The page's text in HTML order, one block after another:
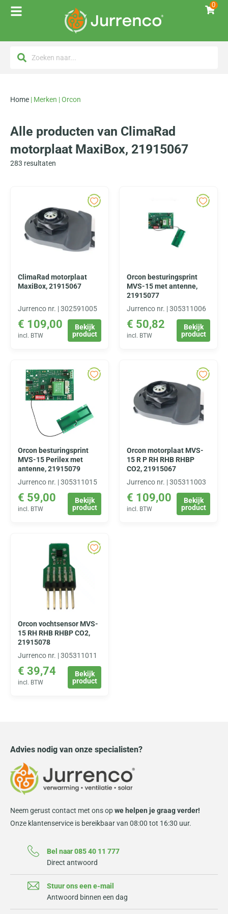
0
Home | Merken |Orcon
Alle producten van ClimaRad
motorplaat MaxiBox, 21915067
283 resultaten
ClimaRad motorplaat
MaxiBox, 21915067
Jurrenco nr. | 302591005
€ 109,00
incl. BTW
Bekijk
product
Orcon besturingsprint
MVS-15 met antenne,
21915077
Jurrenco nr. | 305311006
€ 50,82
incl. BTW
Bekijk
product
Orcon besturingsprint
MVS-15 Perilex met
antenne, 21915079
Jurrenco nr. | 305311015
€ 59,00
incl. BTW
Bekijk
product
Orcon motorplaat MVS-
15 R P RH RHB RHBP
CO2, 21915067
Jurrenco nr. | 305311003
€ 109,00
incl. BTW
Bekijk
product
Orcon vochtsensor MVS-
15 RH RHB RHBP CO2,
21915078
Jurrenco nr. | 305311011
€ 39,74
incl. BTW
Bekijk
product
Advies nodig van onze specialisten?
Neem gerust contact met ons opwe helpen je graag verder!
Onze klantenservice is bereikbaar van 08:00 tot 16:30 uur.
Bel naar 085 40 11 777
Direct antwoord
Stuur ons een e-mail
Antwoord binnen een dag